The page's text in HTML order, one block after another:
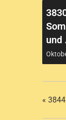
und
«